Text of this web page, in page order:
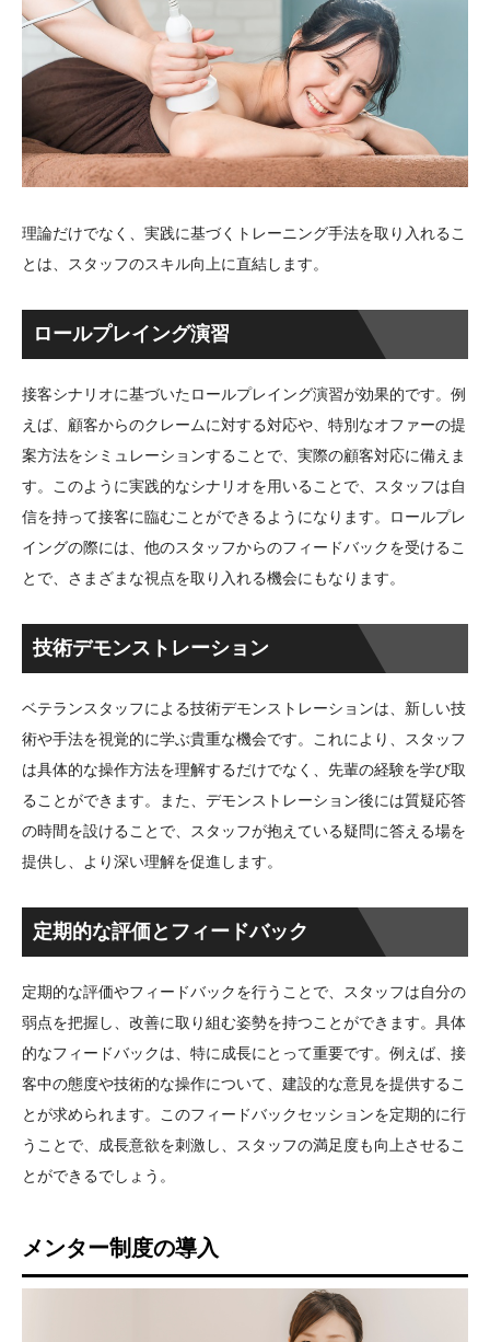
理論だけでなく、実践に基づくトレーニング手法を取り入れるこ
とは、スタッフのスキル向上に直結します。
ロールプレイング演習
接客シナリオに基づいたロールプレイング演習が効果的です。例
えば、顧客からのクレームに対する対応や、特別なオファーの提
案方法をシミュレーションすることで、実際の顧客対応に備えま
す。このように実践的なシナリオを用いることで、スタッフは自
信を持って接客に臨むことができるようになります。ロールプレ
イングの際には、他のスタッフからのフィードバックを受けるこ
とで、さまざまな視点を取り入れる機会にもなります。
技術デモンストレーション
ベテランスタッフによる技術デモンストレーションは、新しい技
術や手法を視覚的に学ぶ貴重な機会です。これにより、スタッフ
は具体的な操作方法を理解するだけでなく、先輩の経験を学び取
ることができます。また、デモンストレーション後には質疑応答
の時間を設けることで、スタッフが抱えている疑問に答える場を
提供し、より深い理解を促進します。
定期的な評価とフィードバック
定期的な評価やフィードバックを行うことで、スタッフは自分の
弱点を把握し、改善に取り組む姿勢を持つことができます。具体
的なフィードバックは、特に成長にとって重要です。例えば、接
客中の態度や技術的な操作について、建設的な意見を提供するこ
とが求められます。このフィードバックセッションを定期的に行
うことで、成長意欲を刺激し、スタッフの満足度も向上させるこ
とができるでしょう。
メンター制度の導入